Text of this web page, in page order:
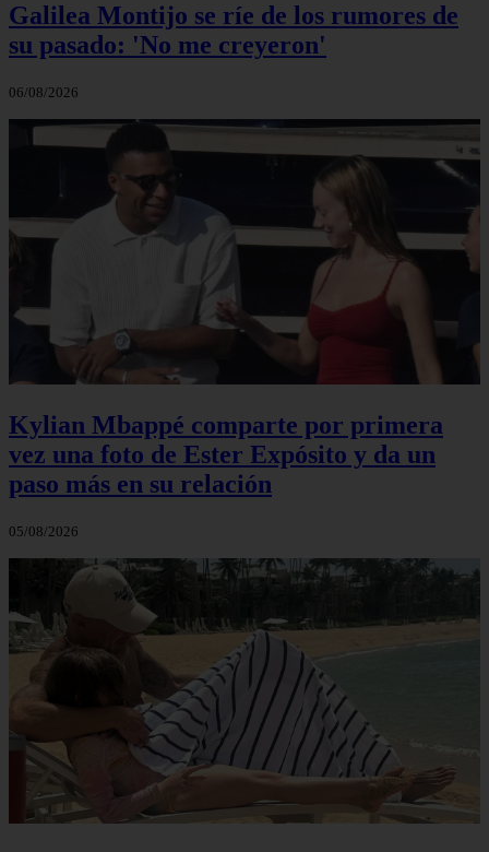
Galilea Montijo se ríe de los rumores de
su pasado: 'No me creyeron'
06/08/2026
Kylian Mbappé comparte por primera
vez una foto de Ester Expósito y da un
paso más en su relación
05/08/2026